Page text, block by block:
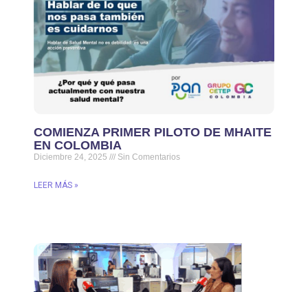
COMIENZA PRIMER PILOTO DE MHAITE
EN COLOMBIA
Diciembre 24, 2025 Sin Comentarios
LEER MÁS »